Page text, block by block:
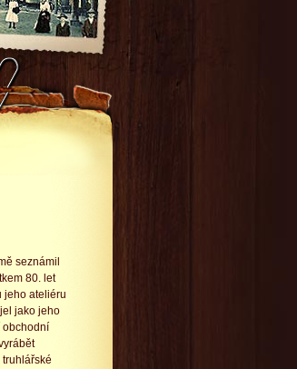
seznámil
80. let
jeho ateliéru
jako jeho
obchodní